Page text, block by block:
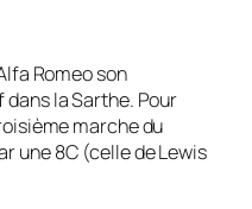
Romeo son
la Sarthe. Pour
marche du
une 8C (celle de Lewis